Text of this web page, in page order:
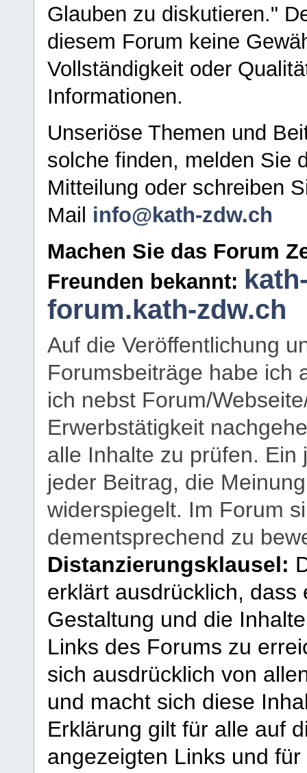
Glauben zu diskutieren."
diesem Forum keine
Vollständigkeit oder
Informationen.
Unseriöse Themen und
solche finden, melden Sie
Mitteilung oder schreiben
Mail info@kath-zdw.ch
Machen Sie das Forum
Freunden bekannt:
forum.kath-zdw.ch
Auf die Veröffentlichung
Forumsbeiträge habe ich
ich nebst Forum/
Erwerbstätigkeit
alle Inhalte zu prüfen.
jeder Beitrag, die
widerspiegelt. Im Forum
dementsprechend zu
Distanzierungsklausel:
erklärt ausdrücklich,
Gestaltung und die
Links des Forums zu
sich ausdrücklich von
und macht sich diese
Erklärung gilt für alle auf
angezeigten Links und